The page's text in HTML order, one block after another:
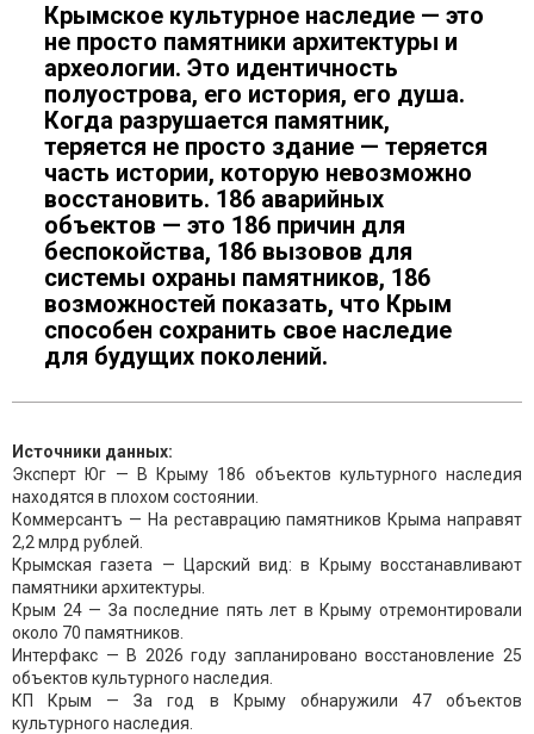
Крымское культурное наследие — это
не просто памятники архитектуры и
археологии. Это идентичность
полуострова, его история, его душа.
Когда разрушается памятник,
теряется не просто здание — теряется
часть истории, которую невозможно
восстановить. 186 аварийных
объектов — это 186 причин для
беспокойства, 186 вызовов для
системы охраны памятников, 186
возможностей показать, что Крым
способен сохранить свое наследие
для будущих поколений.
Источники данных:
Эксперт Юг — В Крыму 186 объектов культурного наследия
находятся в плохом состоянии.
Коммерсантъ — На реставрацию памятников Крыма направят
2,2 млрд рублей.
Крымская газета — Царский вид: в Крыму восстанавливают
памятники архитектуры.
Крым 24 — За последние пять лет в Крыму отремонтировали
около 70 памятников.
Интерфакс — В 2026 году запланировано восстановление 25
объектов культурного наследия.
КП Крым — За год в Крыму обнаружили 47 объектов
культурного наследия.